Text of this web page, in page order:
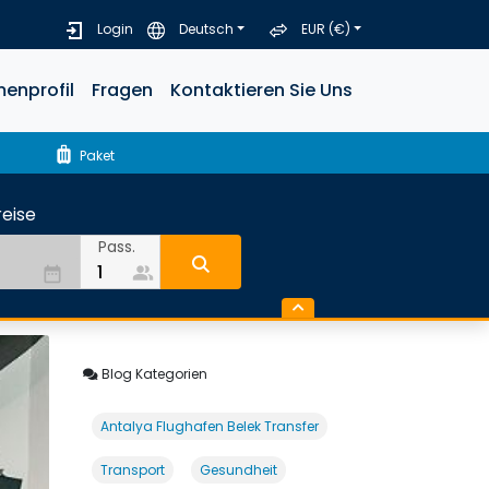
Login Deutsch EUR (€)
Fragen Kontaktieren Sie Uns
luggage Paket
date_range
Pass.
people_alt
Blog Kategorien
Antalya Flughafen Belek Transfer
Transport Gesundheit